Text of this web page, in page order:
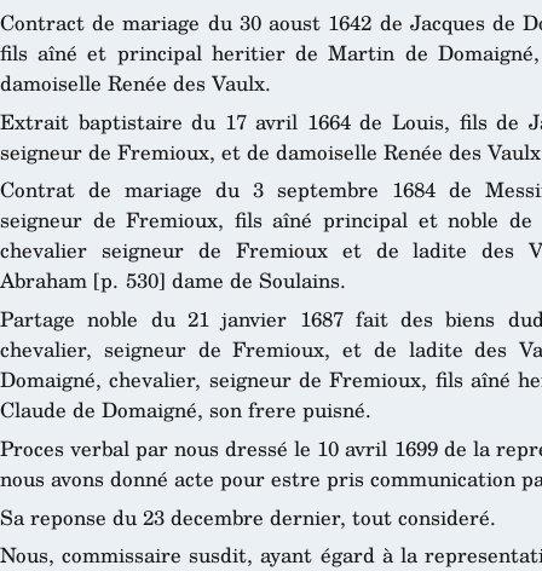
Contract de mariage du 30 aoust 1642 de Jacques de
fils aîné et principal heritier de Martin de
damoiselle Renée des Vaulx.
Extrait baptistaire du 17 avril 1664 de Louis, fils de
seigneur de Fremioux, et de damoiselle Renée des
Contrat de mariage du 3 septembre 1684 de
seigneur de Fremioux, fils aîné principal et noble de
chevalier seigneur de Fremioux et de ladite des
Abraham [p. 530] dame de Soulains.
Partage noble du 21 janvier 1687 fait des biens
chevalier, seigneur de Fremioux, et de ladite des
Domaigné, chevalier, seigneur de Fremioux, fils aîné
Claude de Domaigné, son frere puisné.
Proces verbal par nous dressé le 10 avril 1699 de la
nous avons donné acte pour estre pris communication
Sa reponse du 23 decembre dernier, tout consideré.
Nous, commissaire susdit, ayant égard à la